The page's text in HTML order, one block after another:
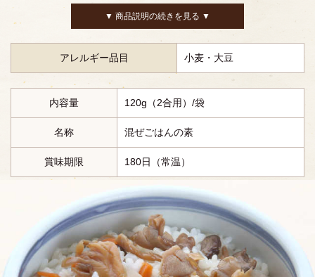
んの素です。お好みでゆでた豚肉や鶏肉を加えて炊き込むのもお
すすめです。
▼ 商品説明の続きを見る ▼
アレルギー品目 小麦・大豆
内容量 120g（2合用）/袋
名称 混ぜごはんの素
賞味期限 180日（常温）